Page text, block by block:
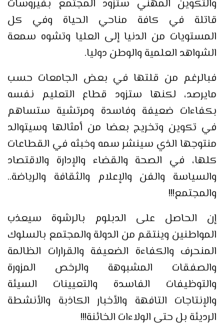
والتكوين المهني ستزود المجتمع بفيروسات
قاتلة في كافة مناحي الحياة وفي كل
المستويات من الدنيا إلى العليا وتشوه سمعة
الشواهد العلمية والوطن دوليا.
فبالرغم من قلتها في بعض الجامعات حسب
مايرصد، لكنها ستزود قطاع التعليم نفسه
بكفاءات ضعيفة وفاسدة ومرتشية ستساهم
في تكوين وتخريج بعضا من أمثالها وسيتوالد
منتوجها الذي سينشر سمه وخبثه في القطاعات
كلها، في الصحة والقضاء والإدارة والاقتصاد
والسياسة والفن والإعلام والثقافة والرياضة..
والمجتمع!!!
إن الحاصل على الدبلوم بالرشوة سيعذب
المواطنين وينتقم من الدولة والمجتمع بالسلوك
المنحرف والكفاءة الضعيفة والقرارات الظالمة
والصفقات المشبوهة والرخص المزورة
والتوظيفات الفاسدة والتعيينات السيئة
والإنتاجات التافهة والأخبار الكاذبة والأنشطة
الرديئة بل حتى الولاءات الخائنة!!!